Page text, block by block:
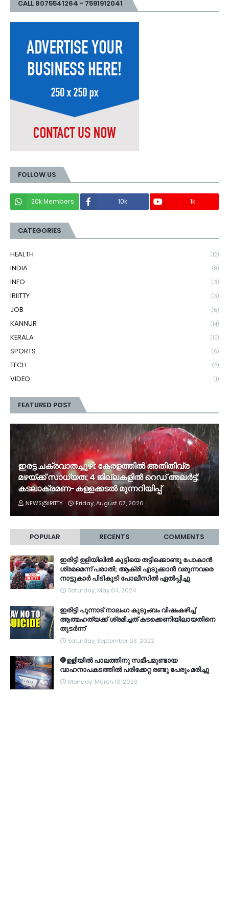
CALL 8075541264 - 7591912041
FOLLOW US
20k Members 10k 1k
CATEGORIES
HEALTH (12)
INDIA (9)
INFO (3)
IRIITTY (3)
JOB (6)
KANNUR (14)
KERALA (15)
SPORTS (6)
TECH (2)
VIDEO (1)
FEATURED POST
ഇരട്ട ചക്രവാതച്ചുഴി: കേരളത്തിൽ അതിതീവ്ര
മഴയ്ക്ക് സാധ്യത; 4 ജില്ലകളിൽ റെഡ് അലർട്ട്;
കടലാക്രമണ-കള്ളക്കടൽ മുന്നറിയിപ്പ്
NEWS@IRITTY Friday, August 07, 2026
POPULAR RECENTS COMMENTS
ഇരിട്ടി ഉളിയിലിൽ കുട്ടിയെ തട്ടിക്കൊണ്ടു പോകാൻ
ശ്രമമെന്ന് പരാതി; ആക്രി എടുക്കാൻ വരുന്നവരെ
നാട്ടുകാർ പിടികൂടി പോലീസിൽ ഏൽപ്പിച്ചു
Saturday, May 04, 2024
ഇരിട്ടി പുന്നാട് നാലംഗ കുടുംബം വിഷംകഴിച്ച്‌
ആത്മഹത്യക്ക് ശ്രമിച്ചത് കടക്കെണിയിലായതിനെ
തുടർന്ന്
Saturday, September 03, 2022
🛑ഉളിയിൽ പാലത്തിനു സമീപമുണ്ടായ
വാഹനാപകടത്തിൽ പരിക്കേറ്റ രണ്ടു പേരും മരിച്ചു
Monday, March 13, 2023